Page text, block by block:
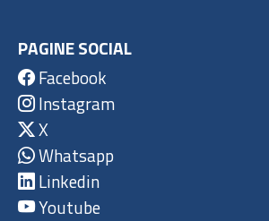
PAGINE SOCIAL
Facebook
Instagram
X
Whatsapp
Linkedin
Youtube